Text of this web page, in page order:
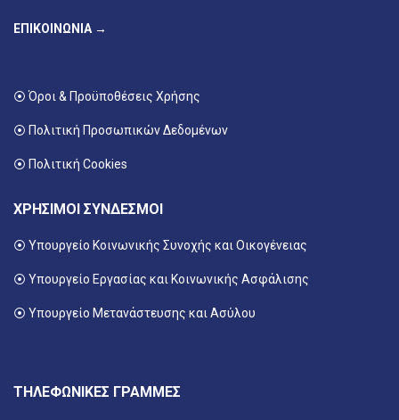
ΕΠΙΚΟΙΝΩΝΙΑ →
⦿ Όροι & Προϋποθέσεις Χρήσης
⦿ Πολιτική Προσωπικών Δεδομένων
⦿ Πολιτική Cookies
ΧΡΗΣΙΜΟΙ ΣΥΝΔΕΣΜΟΙ
⦿ Υπουργείο Κοινωνικής Συνοχής και Οικογένειας
⦿ Υπουργείο Εργασίας και Κοινωνικής Ασφάλισης
⦿ Υπουργείο Μετανάστευσης και Ασύλου
ΤΗΛΕΦΩΝΙΚΕΣ ΓΡΑΜΜΕΣ